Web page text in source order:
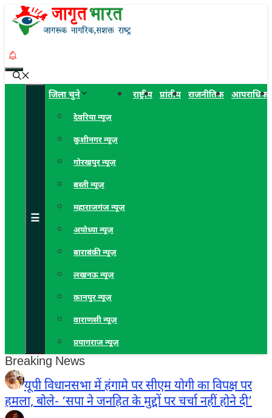
Skip
to
Menu
☰
जिला चुने
देवरिया न्यूज़
कुशीनगर न्यूज़
गोरखपुर न्यूज़
बस्ती न्यूज़
महाराजगंज न्यूज़
अयोध्या न्यूज़
बाराबंकी न्यूज़
लखनऊ न्यूज़
कानपुर न्यूज़
वाराणसी न्यूज़
प्रयागराज न्यूज़
राष्ट्रीय प्रांतीय राजनीतिक आपराधिक
Breaking News
यूपी विधानसभा में हंगामे पर सीएम योगी का विपक्ष पर
हमला, बोले- ‘सपा ने जनहित के मुद्दों पर चर्चा नहीं होने दी’